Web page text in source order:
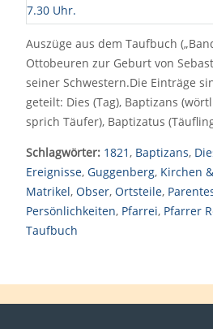
Auszüge aus dem Taufbuch
Ottobeuren zur Geburt von
seiner Schwestern.Die Einträge
geteilt: Dies (Tag), Baptizans
sprich Täufer), Baptizatus
Schlagwörter: 1821, Baptizans,
Ereignisse, Guggenberg, Kirchen
Matrikel, Obser, Ortsteile,
Persönlichkeiten, Pfarrei, Pfarrer
Taufbuch